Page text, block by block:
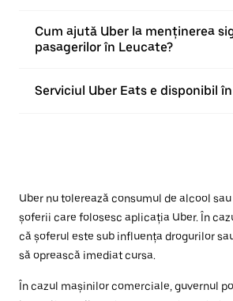
Cum ajută Uber la menținerea
pasagerilor în Leucate?
Serviciul Uber Eats e disponibil
Uber nu tolerează consumul de alcool
șoferii care folosesc aplicația Uber. În
că șoferul este sub influența drogurilor
să oprească imediat cursa.
În cazul mașinilor comerciale, guvernul